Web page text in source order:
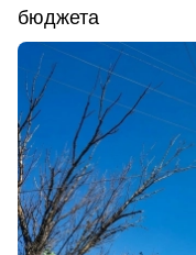
бюджета